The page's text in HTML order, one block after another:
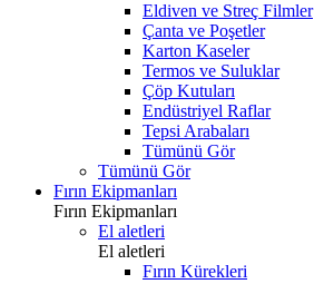
Eldiven ve Streç Filmler
Çanta ve Poşetler
Karton Kaseler
Termos ve Suluklar
Çöp Kutuları
Endüstriyel Raflar
Tepsi Arabaları
Tümünü Gör
Tümünü Gör
Fırın Ekipmanları
Fırın Ekipmanları
El aletleri
El aletleri
Fırın Kürekleri